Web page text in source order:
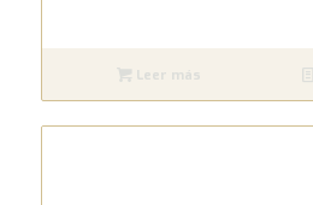
Leer más